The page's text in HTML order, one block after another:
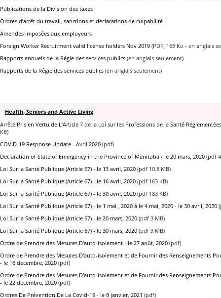
Publications de la Division des taxes
Ordres d’arrêt du travail, sanctions et déclarations de culpabilité
Amendes imposées aux employeurs
Foreign Worker Recruitment valid license holders Nov 2019 (PDF, 168 Ko - en anglais
Rapports annuels de la Régie des services publics (en anglais seulement)
Rapports de la Régie des services publics (en anglais seulement)
Health, Seniors and Active Living
Arrêté Pris en Vertu de L'Article 7 de la Loi sur les Professions de la Santé
KB)
COVID-19 Response Update - Avril 2020 (pdf)
Declaration of State of Emergency in the Province of Manitoba - le 20 mars, 2020 (pdf
Loi Sur la Santé Publique (Article 67) - le 13 avril, 2020 (pdf 10.8 MB)
Loi Sur la Santé Publique (Article 67) - le 16 avril, 2020 (pdf 163 KB)
Loi Sur la Santé Publique (Article 67) - le 30 avril, 2020 (pdf 183 KB)
Loi Sur la Santé Publique (Article 67) - le 1 mai , 2020 à le 4 mai, 2020 - le 30 avril, 2020
Loi Sur la Santé Publique (Article 67) - le 20 mars, 2020 (pdf 3 MB)
Loi Sur la Santé Publique (Article 67) - le 30 mars, 2020 (pdf 3 MB)
Ordre de Prendre des Mesures D'auto-isolement - le 27 août, 2020 (pdf)
Ordre de Prendre des Mesures D'auto-isolement et de Fournir des Renseignements
- le 16 decembre, 2020 (pdf)
Ordre de Prendre des Mesures D'auto-isolement et de Fournir des Renseignements
- le 22 decembre, 2020 (pdf)
Ordres De Prévention De La Covid-19 - le 8 janvier, 2021 (pdf)